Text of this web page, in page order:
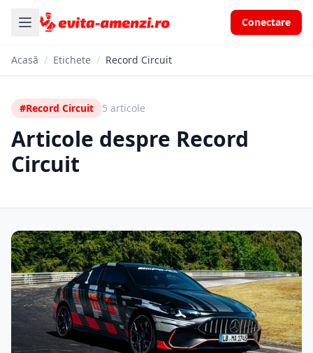
Conectare
Acasă / Etichete / Record Circuit
#Record Circuit 5 articole
Articole despre Record
Circuit